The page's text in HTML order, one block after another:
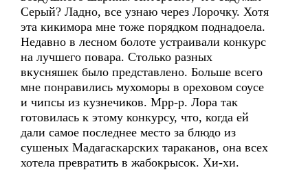
Серый? Ладно, все узнаю через Лорочку. Хотя
эта кикимора мне тоже порядком поднадоела.
Недавно в лесном болоте устраивали конкурс
на лучшего повара. Столько разных
вкусняшек было представлено. Больше всего
мне понравились мухоморы в ореховом соусе
и чипсы из кузнечиков. Мрр-р. Лора так
готовилась к этому конкурсу, что, когда ей
дали самое последнее место за блюдо из
сушеных Мадагаскарских тараканов, она всех
хотела превратить в жабокрысок. Хи-хи.